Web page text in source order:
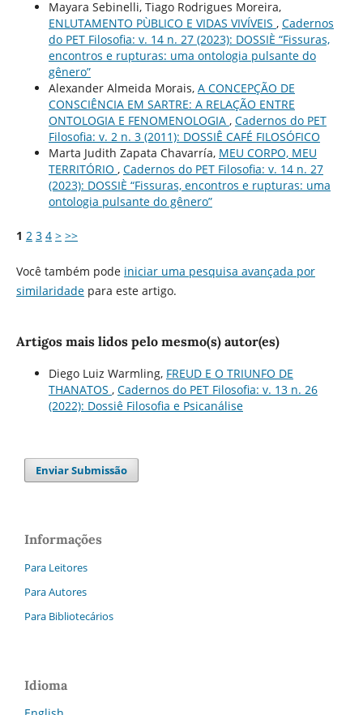
Mayara Sebinelli, Tiago Rodrigues Moreira,
ENLUTAMENTO PÙBLICO E VIDAS VIVÍVEIS , Cadernos
do PET Filosofia: v. 14 n. 27 (2023): DOSSIÈ “Fissuras,
encontros e rupturas: uma ontologia pulsante do
gênero”
Alexander Almeida Morais, A CONCEPÇÃO DE
CONSCIÊNCIA EM SARTRE: A RELAÇÃO ENTRE
ONTOLOGIA E FENOMENOLOGIA , Cadernos do PET
Filosofia: v. 2 n. 3 (2011): DOSSIÊ CAFÉ FILOSÓFICO
Marta Judith Zapata Chavarría, MEU CORPO, MEU
TERRITÓRIO , Cadernos do PET Filosofia: v. 14 n. 27
(2023): DOSSIÈ “Fissuras, encontros e rupturas: uma
ontologia pulsante do gênero”
1 2 3 4 > >>
Você também pode iniciar uma pesquisa avançada por
similaridadepara este artigo.
Artigos mais lidos pelo mesmo(s) autor(es)
Diego Luiz Warmling, FREUD E O TRIUNFO DE
THANATOS , Cadernos do PET Filosofia: v. 13 n. 26
(2022): Dossiê Filosofia e Psicanálise
Enviar Submissão
Informações
Para Leitores
Para Autores
Para Bibliotecários
Idioma